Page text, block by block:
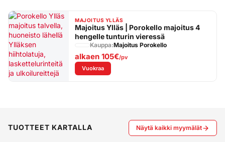
MAJOITUS YLLÄS
Majoitus Ylläs | Porokello majoitus 4
hengelle tunturin vieressä
Kauppa:Majoitus Porokello
alkaen 105€/pv
Vuokraa: Majoitus Ylläs | Porokello majoitus 4
TUOTTEET KARTALLA Näytä kaikki myymälät